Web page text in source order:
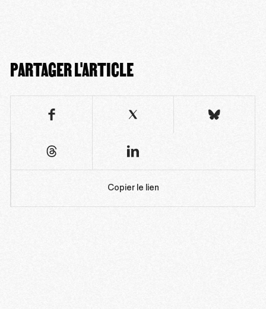
PARTAGER L'ARTICLE
Copier le lien